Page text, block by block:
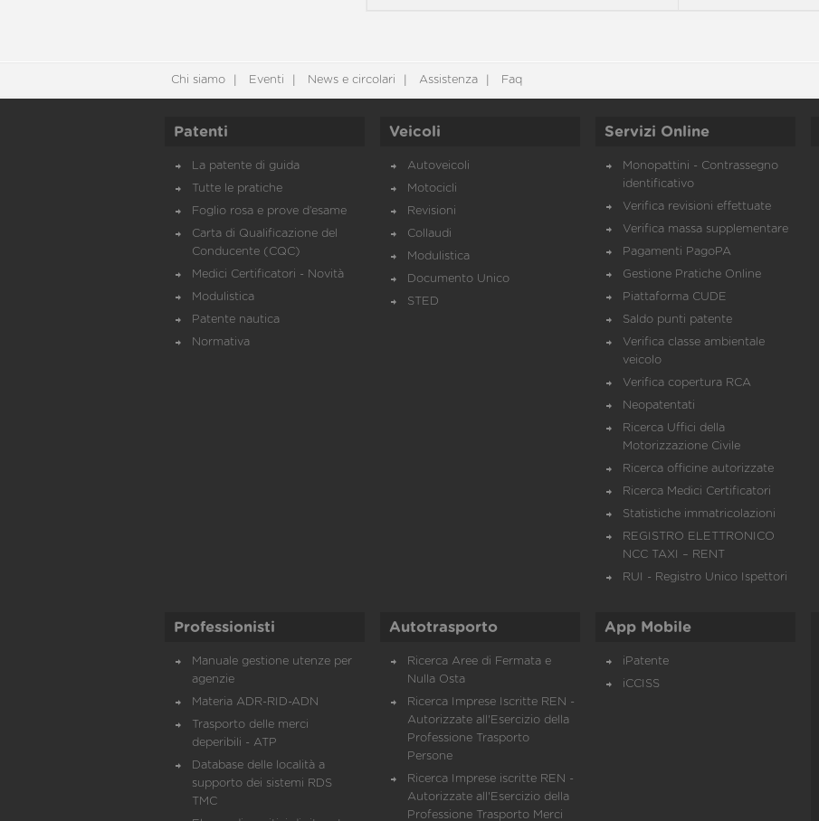
Chi siamo Eventi News e circolari Assistenza Faq
Patenti
La patente di guida
Tutte le pratiche
Foglio rosa e prove d’esame
Carta di Qualificazione del
Conducente (CQC)
Medici Certificatori - Novità
Modulistica
Patente nautica
Normativa
Veicoli
Autoveicoli
Motocicli
Revisioni
Collaudi
Modulistica
Documento Unico
STED
Servizi Online
Monopattini - Contrassegno
identificativo
Verifica revisioni effettuate
Verifica massa supplementare
Pagamenti PagoPA
Gestione Pratiche Online
Piattaforma CUDE
Saldo punti patente
Verifica classe ambientale
veicolo
Verifica copertura RCA
Neopatentati
Ricerca Uffici della
Motorizzazione Civile
Ricerca officine autorizzate
Ricerca Medici Certificatori
Statistiche immatricolazioni
REGISTRO ELETTRONICO
NCC TAXI – RENT
RUI - Registro Unico Ispettori
Professionisti
Manuale gestione utenze per
agenzie
Materia ADR-RID-ADN
Trasporto delle merci
deperibili - ATP
Database delle località a
supporto dei sistemi RDS
TMC
Autotrasporto
Ricerca Aree di Fermata e
Nulla Osta
Ricerca Imprese Iscritte REN -
Autorizzate all'Esercizio della
Professione Trasporto
Persone
Ricerca Imprese iscritte REN -
Autorizzate all'Esercizio della
Professione Trasporto Merci
App Mobile
iPatente
iCCISS